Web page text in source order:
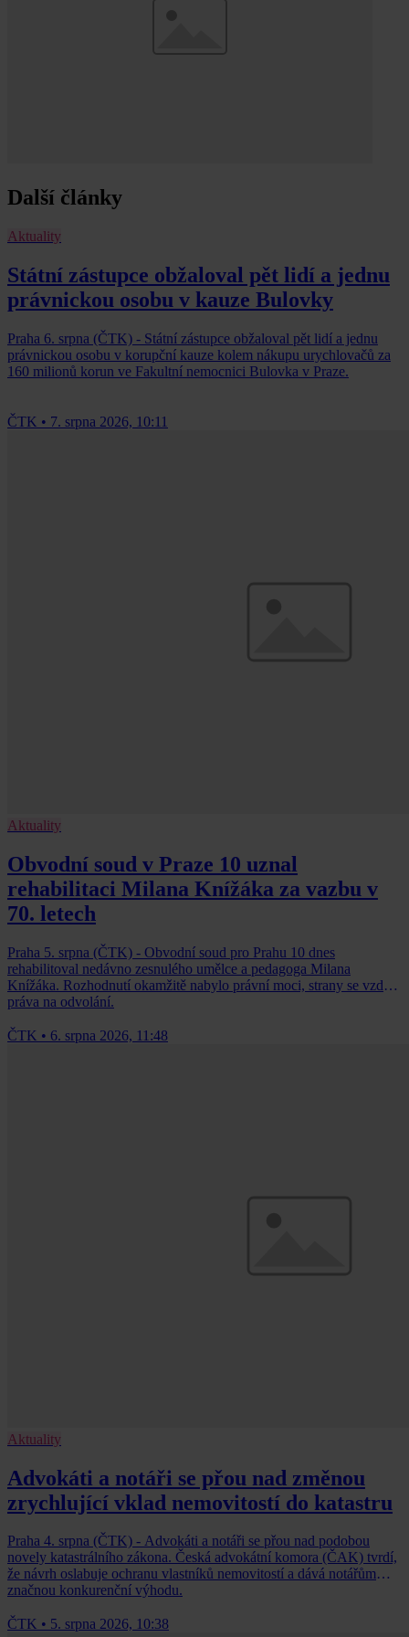
Další články
Aktuality
Státní zástupce obžaloval pět lidí a jednu
právnickou osobu v kauze Bulovky
Praha 6. srpna (ČTK) - Státní zástupce obžaloval pět lidí a jednu
právnickou osobu v korupční kauze kolem nákupu urychlovačů za
160 milionů korun ve Fakultní nemocnici Bulovka v Praze.
ČTK • 7. srpna 2026, 10:11
Aktuality
Obvodní soud v Praze 10 uznal
rehabilitaci Milana Knížáka za vazbu v
70. letech
Praha 5. srpna (ČTK) - Obvodní soud pro Prahu 10 dnes
rehabilitoval nedávno zesnulého umělce a pedagoga Milana
Knížáka. Rozhodnutí okamžitě nabylo právní moci, strany se vzdaly
práva na odvolání.
ČTK • 6. srpna 2026, 11:48
Aktuality
Advokáti a notáři se přou nad změnou
zrychlující vklad nemovitostí do katastru
Praha 4. srpna (ČTK) - Advokáti a notáři se přou nad podobou
novely katastrálního zákona. Česká advokátní komora (ČAK) tvrdí,
že návrh oslabuje ochranu vlastníků nemovitostí a dává notářům
značnou konkurenční výhodu.
ČTK • 5. srpna 2026, 10:38